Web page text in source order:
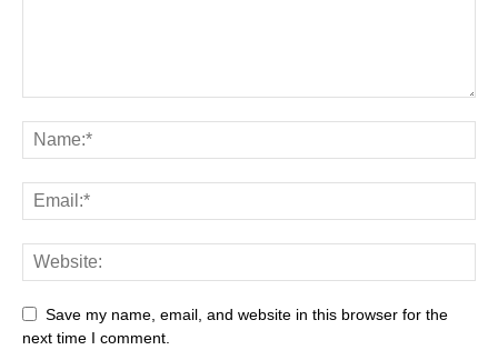
Save my name, email, and website in this browser for the
next time I comment.